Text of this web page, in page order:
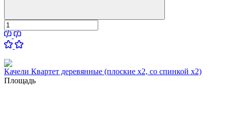
Качели Квартет деревянные (плоские x2, со спинкой x2)
Площадь